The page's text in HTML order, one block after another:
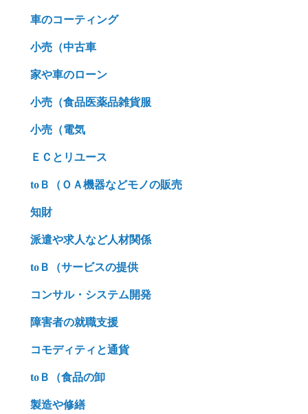
車のコーティング
小売（中古車
家や車のローン
小売（食品医薬品雑貨服
小売（電気
ＥＣとリユース
toＢ（ＯＡ機器などモノの販売
知財
派遣や求人など人材関係
toＢ（サービスの提供
コンサル・システム開発
障害者の就職支援
コモディティと通貨
toＢ（食品の卸
製造や修繕